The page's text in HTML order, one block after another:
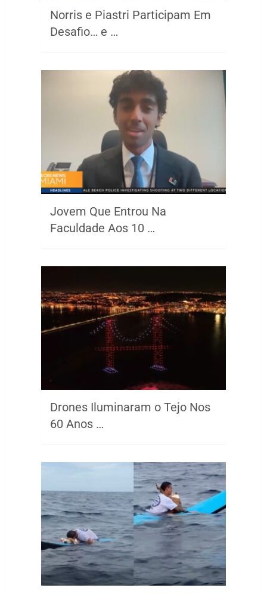
Norris e Piastri Participam Em
Desafio… e …
Jovem Que Entrou Na
Faculdade Aos 10 …
Drones Iluminaram o Tejo Nos
60 Anos …